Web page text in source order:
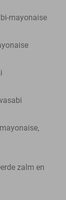
mayonaise
zalm en